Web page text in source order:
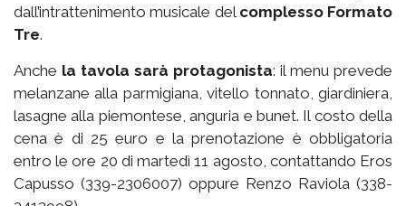
dall’intrattenimento musicale del complesso Formato
Tre.
Anche la tavola sarà protagonista: il menu prevede
melanzane alla parmigiana, vitello tonnato, giardiniera,
lasagne alla piemontese, anguria e bunet. Il costo della
cena è di 25 euro e la prenotazione è obbligatoria
entro le ore 20 di martedì 11 agosto, contattando Eros
Capusso (339-2306007) oppure Renzo Raviola (338-